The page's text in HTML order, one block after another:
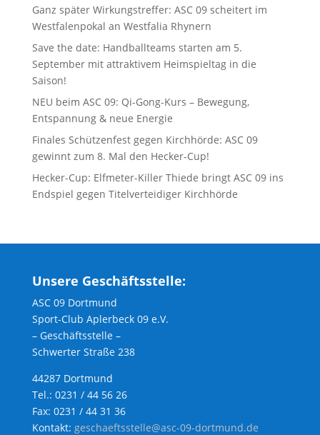
Ganz später Wirkungstreffer: ASC 09 scheitert im
Westfalenpokal an Westfalia Rhynern
Save the date: Handballteams starten am 5.
September mit attraktivem Heimspieltag in die
Saison!
NEU beim ASC 09: Qi-Gong-Kurs – Bewegung,
Entspannung & neue Energie
Finales Schützenfest gegen Kirchhörde: ASC 09
gewinnt zum 8. Mal den Hecker-Cup!
Hecker-Cup: Elfmeter-Killer Thiede bringt ASC 09 ins
Endspiel gegen Titelverteidiger Kirchhörde
Unsere Geschäftsstelle:
ASC 09 Dortmund
Sport-Club Aplerbeck 09 e.V.
– Geschäftsstelle –
Schwerter Straße 238
44287 Dortmund
Tel.: 0231 / 44 56 26
Fax: 0231 / 44 31 36
Kontakt: geschaeftsstelle@asc-09-dortmund.de